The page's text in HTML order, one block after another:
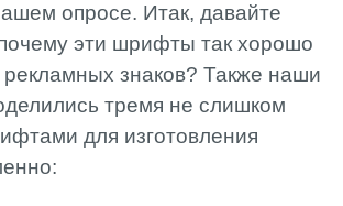
опросе. Итак, давайте
эти шрифты так хорошо
рекламных знаков? Также наши
тремя не слишком
для изготовления